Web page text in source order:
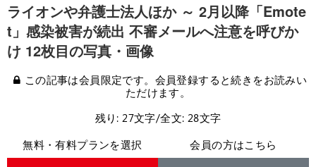
ライオンや弁護士法人ほか ～ 2月以降「Emote
t」感染被害が続出 不審メールへ注意を呼びか
け 12枚目の写真・画像
この記事は会員限定です。会員登録すると続きをお読みい
ただけます。
残り: 27文字/全文: 28文字
無料・有料プランを選択
会員の方はこちら